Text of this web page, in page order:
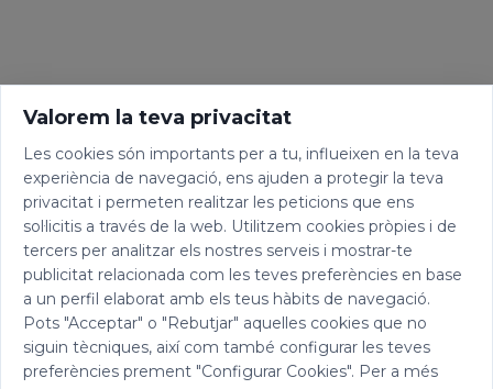
Valorem la teva privacitat
Les cookies són importants per a tu, influeixen en la teva
experiència de navegació, ens ajuden a protegir la teva
privacitat i permeten realitzar les peticions que ens
sol·licitis a través de la web. Utilitzem cookies pròpies i de
tercers per analitzar els nostres serveis i mostrar-te
publicitat relacionada com les teves preferències en base
a un perfil elaborat amb els teus hàbits de navegació.
Pots "Acceptar" o "Rebutjar" aquelles cookies que no
siguin tècniques, així com també configurar les teves
preferències prement "Configurar Cookies". Per a més